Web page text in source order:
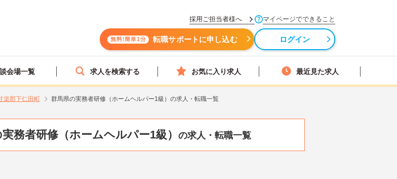
採用ご担当者様へ マイページでできること
無料!簡単1分 転職サポートに申し込む ログイン
会場一覧 求人を検索する お気に入り求人 最近見た求人
楽郡下仁田町 群馬県の実務者研修（ホームヘルパー1級）の求人・転職一覧
務者研修（ホームヘルパー1級） の求人・転職一覧